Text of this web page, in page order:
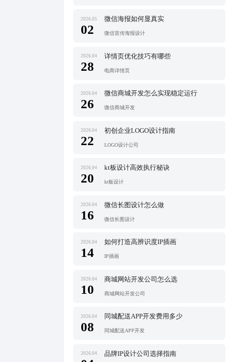
2026.05
02
微信海报如何显真实
微信宣传海报设计
2026.04
28
详情页优化技巧有哪些
电商详情页
2026.04
26
微信商城开发怎么实现稳定运行
微信商城开发
2026.04
22
初创企业LOGO设计指南
LOGO设计公司
2026.04
20
kt板设计高效执行秘诀
kt板设计
2026.04
16
微信长图设计怎么做
微信长图设计
2026.04
14
如何打造高辨识度IP插画
IP插画
2026.04
10
商城网站开发公司怎么选
商城网站开发公司
2026.04
08
同城配送APP开发费用多少
同城配送APP开发
2026.04 品牌IP设计公司选择指南